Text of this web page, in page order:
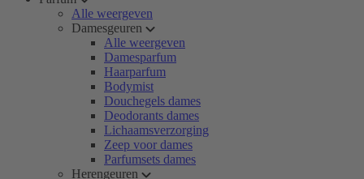
Alle weergeven
Damesgeuren
Alle weergeven
Damesparfum
Haarparfum
Bodymist
Douchegels dames
Deodorants dames
Lichaamsverzorging
Zeep voor dames
Parfumsets dames
Herengeuren